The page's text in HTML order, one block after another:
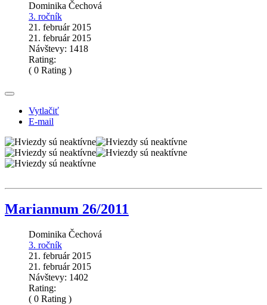
Dominika Čechová
3. ročník
21. február 2015
21. február 2015
Návštevy: 1418
Rating:
( 0 Rating )
Vytlačiť
E-mail
Mariannum 26/2011
Dominika Čechová
3. ročník
21. február 2015
21. február 2015
Návštevy: 1402
Rating:
( 0 Rating )